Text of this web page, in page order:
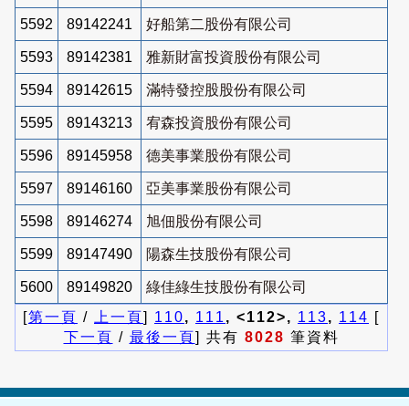
5592 89142241 好船第二股份有限公司
5593 89142381 雅新財富投資股份有限公司
5594 89142615 滿特發控股股份有限公司
5595 89143213 宥森投資股份有限公司
5596 89145958 德美事業股份有限公司
5597 89146160 亞美事業股份有限公司
5598 89146274 旭佃股份有限公司
5599 89147490 陽森生技股份有限公司
5600 89149820
綠佳綠生技股份有限公司
[第一頁 / 上一頁] 110, 111 , <112>, 113, 114 [
下一頁 / 最後一頁] 共有 8028 筆資料